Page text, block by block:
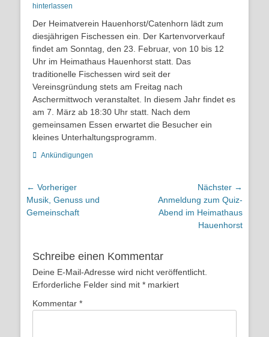
on
hinterlassen
Der Heimatverein Hauenhorst/Catenhorn lädt zum
diesjährigen Fischessen ein. Der Kartenvorverkauf
findet am Sonntag, den 23. Februar, von 10 bis 12
Uhr im Heimathaus Hauenhorst statt. Das
traditionelle Fischessen wird seit der
Vereinsgründung stets am Freitag nach
Aschermittwoch veranstaltet. In diesem Jahr findet es
am 7. März ab 18:30 Uhr statt. Nach dem
gemeinsamen Essen erwartet die Besucher ein
kleines Unterhaltungsprogramm.
Kategorien
Ankündigungen
Beitragsnavigation
← Vorheriger
Vorheriger
Beitrag:
Musik, Genuss und
Gemeinschaft
Nächster →
Nächster
Beitrag:
Anmeldung zum Quiz-
Abend im Heimathaus
Hauenhorst
Schreibe einen Kommentar
Deine E-Mail-Adresse wird nicht veröffentlicht.
Erforderliche Felder sind mit * markiert
Kommentar *